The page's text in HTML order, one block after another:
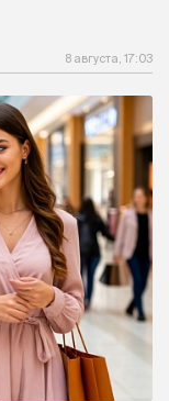
8 августа, 17:03